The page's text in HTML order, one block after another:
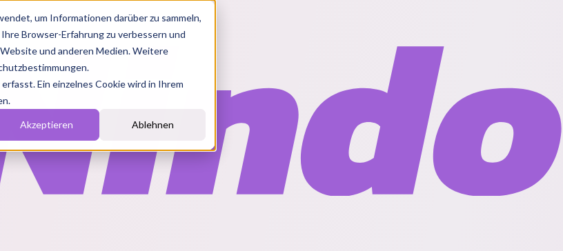
um Informationen darüber zu sammeln,
Browser-Erfahrung zu verbessern und
und anderen Medien. Weitere
Ein einzelnes Cookie wird in Ihrem
Akzeptieren Ablehnen